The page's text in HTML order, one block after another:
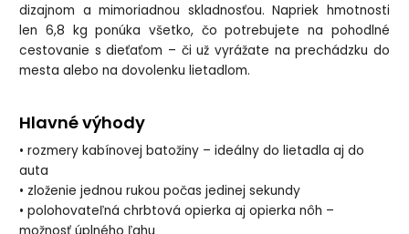
dizajnom a mimoriadnou skladnosťou. Napriek hmotnosti
len 6,8 kg ponúka všetko, čo potrebujete na pohodlné
cestovanie s dieťaťom – či už vyrážate na prechádzku do
mesta alebo na dovolenku lietadlom.
Hlavné výhody
• rozmery kabínovej batožiny – ideálny do lietadla aj do
auta
• zloženie jednou rukou počas jedinej sekundy
• polohovateľná chrbtová opierka aj opierka nôh –